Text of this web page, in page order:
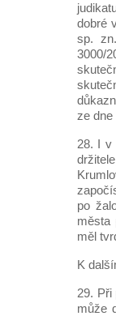
dobré
sp.
3000/
ze dne
28. I v
po
města
měl
K
29. Při
může